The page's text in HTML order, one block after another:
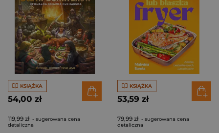
KSIĄŻKA
54,00 zł
119,99 zł - sugerowana cena
detaliczna
KSIĄŻKA
53,59 zł
79,99 zł - sugerowana cena
detaliczna